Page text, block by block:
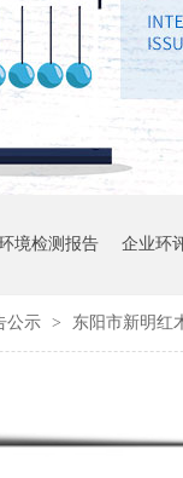
境检测报告 企业环
公示 > 东阳市新明红